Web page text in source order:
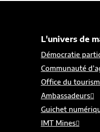
L'univers de
Démocratie
Communauté
Office du
Ambassadeurs
Guichet
IMT Mines